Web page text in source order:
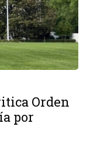
Orden
por